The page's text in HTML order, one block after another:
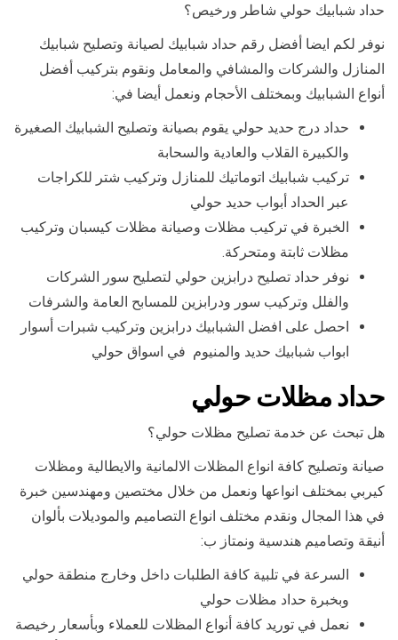
حداد شبابيك حولي شاطر ورخيص؟
نوفر لكم ايضا أفضل رقم حداد شبابيك لصيانة وتصليح شبابيك
المنازل والشركات والمشافي والمعامل ونقوم بتركيب أفضل
أنواع الشبابيك وبمختلف الأحجام ونعمل أيضا في:
حداد درج حديد حولي يقوم بصيانة وتصليح الشبابيك الصغيرة
والكبيرة القلاب والعادية والسحابة
تركيب شبابيك اتوماتيك للمنازل وتركيب شتر للكراجات
عبر الحداد أبواب حديد حولي
الخبرة في تركيب مظلات وصيانة مظلات كيسبان وتركيب
مظلات ثابتة ومتحركة.
نوفر حداد تصليح درابزين حولي لتصليح سور الشركات
والفلل وتركيب سور ودرابزين للمسابح العامة والشرفات
احصل على افضل الشبابيك درابزين وتركيب شبرات أسوار
ابواب شبابيك حديد والمنيوم في اسواق حولي
حداد مظلات حولي
هل تبحث عن خدمة تصليح مظلات حولي؟
صيانة وتصليح كافة انواع المظلات الالمانية والايطالية ومظلات
كيربي بمختلف انواعها ونعمل من خلال مختصين ومهندسين خبرة
في هذا المجال ونقدم مختلف انواع التصاميم والموديلات بألوان
أنيقة وتصاميم هندسية ونمتاز ب:
السرعة في تلبية كافة الطلبات داخل وخارج منطقة حولي
وبخبرة حداد مظلات حولي
نعمل في توريد كافة أنواع المظلات للعملاء وبأسعار رخيصة